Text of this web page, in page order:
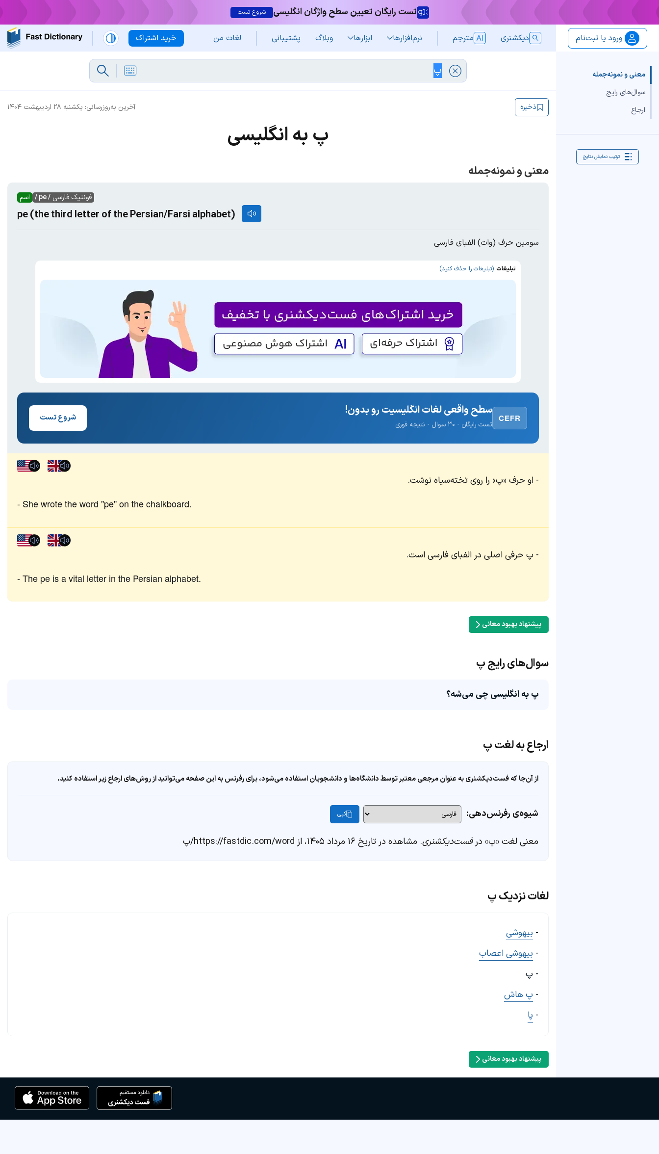
تست رایگان تعیین سطح واژگان انگلیسی شروع تست
خرید اشتراک ورود یا ثبت‌نام دیکشنری مترجم نرم‌افزار‌ها ابزارها وبلاگ پشتیبانی لغات من
معنی و نمونه‌جمله
سوال‌های رایج
ارجاع
ترتیب نمایش نتایج
آخرین به‌روزرسانی: یکشنبه ۲۸ اردیبهشت ۱۴۰۴ ذخیره
پ به انگلیسی
معنی و نمونه‌جمله
اسم فونتیک فارسی / pe /
pe (the third letter of the Persian/Farsi alphabet)
سومین حرف (وات) الفبای فارسی
تبلیغات (تبلیغات را حذف کنید)
CEFR
سطح واقعی لغات انگلیسیت رو بدون!
تست رایگان · ۳۰ سوال · نتیجه فوری
شروع تست
او حرف «پ» را روی تخته‌‌سیاه نوشت.
She wrote the word "pe" on the chalkboard.
پ حرفی اصلی در الفبای فارسی است.
The pe is a vital letter in the Persian alphabet.
پیشنهاد بهبود معانی
سوال‌های رایج پ
پ به انگلیسی چی می‌شه؟
ارجاع به لغت پ
از آن‌جا که فست‌دیکشنری به عنوان مرجعی معتبر توسط دانشگاه‌ها و دانشجویان استفاده می‌شود، برای رفرنس به این صفحه می‌توانید از روش‌های ارجاع زیر استفاده کنید.
شیوه‌ی رفرنس‌دهی: کپی
معنی لغت «پ» درفست‌دیکشنری. مشاهده در تاریخ ۱۶ مرداد ۱۴۰۵، از https://fastdic.com/word/پ
لغات نزدیک پ
- بیهوشی
- بیهوشی اعصاب
- پ
- پ هاش
- پا
پیشنهاد بهبود معانی